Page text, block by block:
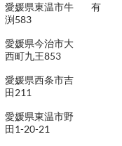
愛媛県東温市牛
渕583
有
愛媛県今治市大
西町九王853
愛媛県西条市吉
田211
愛媛県東温市野
田1-20-21